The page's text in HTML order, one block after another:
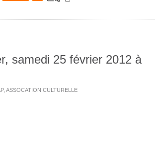
samedi 25 février 2012 à
ASSOCATION CULTURELLE